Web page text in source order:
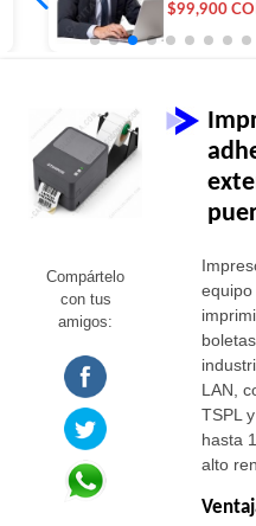
$99,900 COP
Compártelo
con tus
amigos:
LAN,
TSPL
hasta
alto